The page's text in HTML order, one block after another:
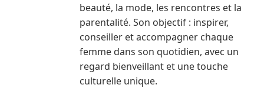
beauté, la mode, les rencontres et la
parentalité. Son objectif : inspirer,
conseiller et accompagner chaque
femme dans son quotidien, avec un
regard bienveillant et une touche
culturelle unique.